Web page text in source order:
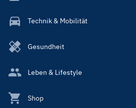
Technik & Mobilität
Gesundheit
Leben & Lifestyle
Shop